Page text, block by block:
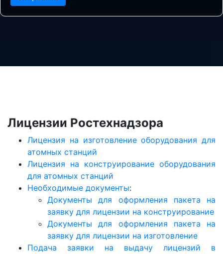
Лицензии Ростехнадзора
Лицензия на изготовление оборудования для
атомных станций
Лицензия на конструирование оборудования
для атомных станций
Необходимые документы:
Документы для оформления пакета на
заявку для лицензии на конструирование
Документы для оформления пакета на
заявку для лицензии на изготовление
Подача заявки на выдачу лицензий в